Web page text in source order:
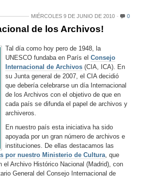
MIÉRCOLES 9 DE JUNIO DE 2010 0
de los Archivos!
Tal día como hoy pero de 1948, la
UNESCO fundaba en París el Consejo
Internacional de Archivos (CIA, ICA). En
su Junta general de 2007, el CIA decidió
que debería celebrarse un día Internacional
de los Archivos con el objetivo de que en
cada país se difunda el papel de archivos y
archiveros.
En nuestro país esta iniciativa ha sido
apoyada por un gran número de archivos e
instituciones. De ellas destacamos las
por nuestro Ministerio de Cultura, que
el Archivo Histórico Nacional (Madrid), con
General del Consejo Internacional de